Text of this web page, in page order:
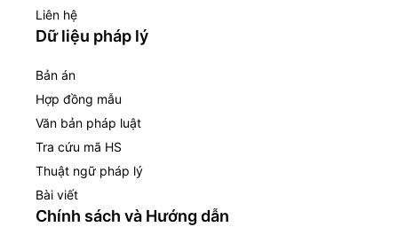
Liên hệ
Dữ liệu pháp lý
Bản án
Hợp đồng mẫu
Văn bản pháp luật
Tra cứu mã HS
Thuật ngữ pháp lý
Bài viết
Chính sách và Hướng dẫn